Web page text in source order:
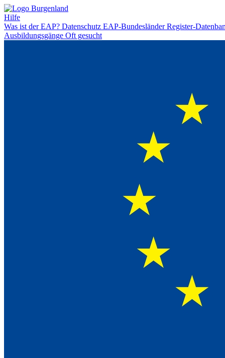
Hilfe
Was ist der EAP? Datenschutz EAP-BundesländerRegister-
Ausbildungsgänge Oft gesucht